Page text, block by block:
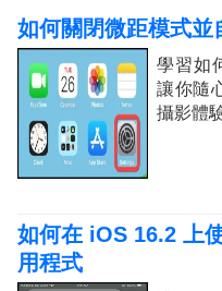
如何關閉微距模式
學習如
讓你隨
攝影體驗
如何在 iOS 16.2 上
用程式